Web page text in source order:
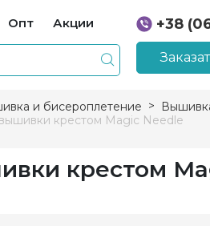
Опт Акции
+38
+38
и бисероплетение
крестом Magic Needle
крестом